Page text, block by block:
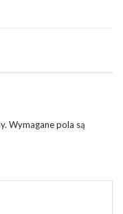
Wymagane pola są